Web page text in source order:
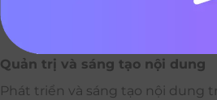
Quản trị và sáng tạo nội dung
Phát triển và sáng tạo nội dung